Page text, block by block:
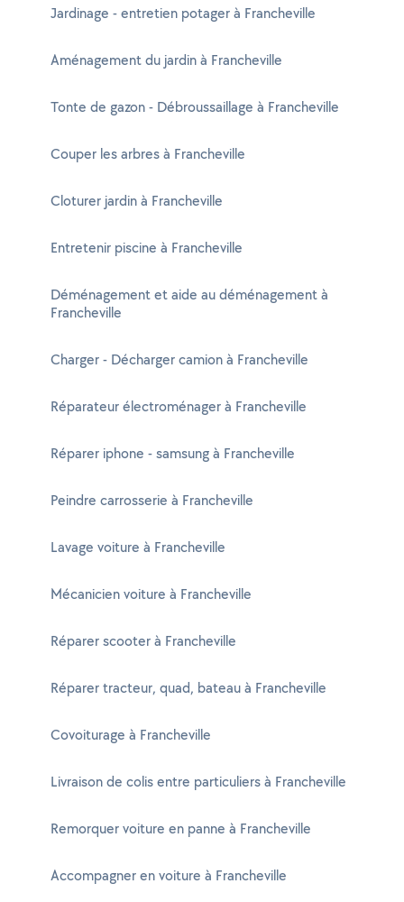
Jardinage - entretien potager à Francheville
Aménagement du jardin à Francheville
Tonte de gazon - Débroussaillage à Francheville
Couper les arbres à Francheville
Cloturer jardin à Francheville
Entretenir piscine à Francheville
Déménagement et aide au déménagement à
Francheville
Charger - Décharger camion à Francheville
Réparateur électroménager à Francheville
Réparer iphone - samsung à Francheville
Peindre carrosserie à Francheville
Lavage voiture à Francheville
Mécanicien voiture à Francheville
Réparer scooter à Francheville
Réparer tracteur, quad, bateau à Francheville
Covoiturage à Francheville
Livraison de colis entre particuliers à Francheville
Remorquer voiture en panne à Francheville
Accompagner en voiture à Francheville